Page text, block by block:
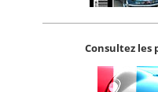
Consultez les